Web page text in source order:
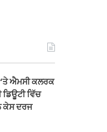
ਐਮਸੀ ਕਲਰਕ
ਵਿੱਚ
ਕੇਸ ਦਰਜ